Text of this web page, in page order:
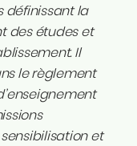
définissant la
des études et
Il
le règlement
et